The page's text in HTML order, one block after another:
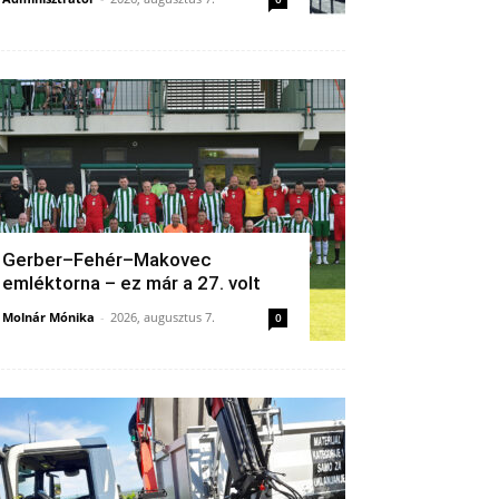
Gerber–Fehér–Makovec
emléktorna – ez már a 27. volt
Molnár Mónika - 2026, augusztus 7. 0